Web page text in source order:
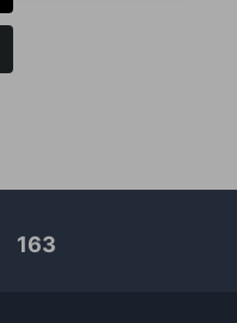
163